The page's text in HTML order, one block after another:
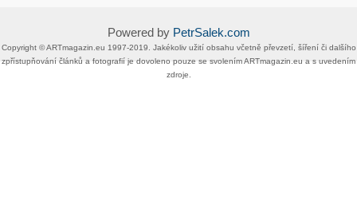
Powered by PetrSalek.com
Copyright ©​ ​​ARTmagazin.eu ​1997-2019​.​ Jakékoliv užití obsahu včetně převzetí, šíření či dalšího
zpřístupňování článků a fotografií je dovoleno pouze se svolením ​ARTmagazin.eu​ ​a s uvedením
zdroje.